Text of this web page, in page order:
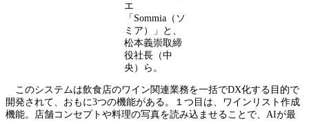
エ
「Sommia（ソ
ミア）」と、
松本義崇取締
役社長（中
央）ら。
このシステムは飲食店のワイン関連業務を一括でDX化する目的で
開発されて、おもに3つの機能がある。１つ目は、ワインリスト作成
機能。店舗コンセプトや料理の写真を読み込ませることで、AIが最